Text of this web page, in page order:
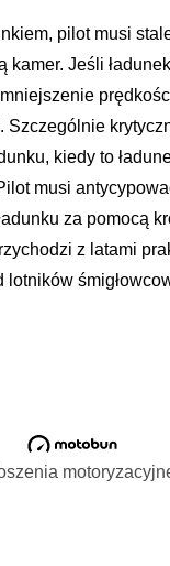
pilot musi
Jeśli
kiedy to
musi
za pomocą
z latami
lotników